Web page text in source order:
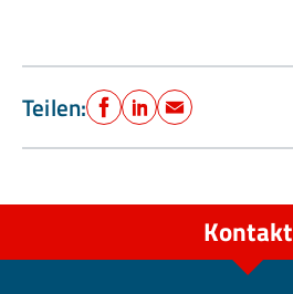
Teilen: Facebook
LinkedIn
E-Mail
Kontakt